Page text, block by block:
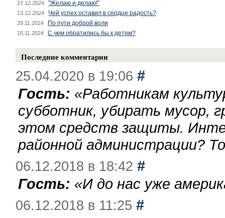
27.12.2024 "Желаю и делаю!"
13.12.2024 Чей успех оставил в сердце радость?
29.11.2024 По пути доброй воли
15.11.2024 С чем обратились бы к детям?
Последние комментарии
25.04.2020 в 19:06 #
Гость: «Работникам
субботник, убирать мусор,
этом средств защиты.
районной администрации?
06.12.2018 в 18:42 #
Гость: «И до нас уже
06.12.2018 в 11:25 #